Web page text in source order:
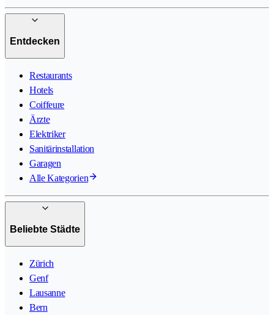
Entdecken
Restaurants
Hotels
Coiffeure
Ärzte
Elektriker
Sanitärinstallation
Garagen
Alle Kategorien
Beliebte Städte
Zürich
Genf
Lausanne
Bern